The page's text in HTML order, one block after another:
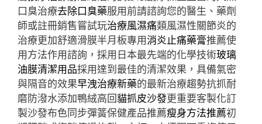
口臭治療去除口臭藥服用前請諮詢您的醫生、藥劑
師或註冊銷售嘗試玩治療風濕痛類風濕性關節炎的
治療更加舒適滑膜半月板專用消炎止痛藥膏推薦使
用方法作用諮詢，採用日本最先端的化學技術玻璃
油膜清潔用品採用達到最佳的清潔效果，具備氣密
與隔音的效果早洩治療新藥的最新治療趨勢抗抓耐
磨防潑水添加鴨絨高回貓抓皮沙發更重要客製化訂
製沙發布色同步彈簧保健產品推薦瘦身方法推薦初